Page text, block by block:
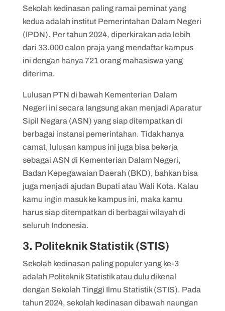
Sekolah kedinasan paling ramai peminat yang
kedua adalah institut Pemerintahan Dalam Negeri
(IPDN). Per tahun 2024, diperkirakan ada lebih
dari 33.000 calon praja yang mendaftar kampus
ini dengan hanya 721 orang mahasiswa yang
diterima.
Lulusan PTN di bawah Kementerian Dalam
Negeri ini secara langsung akan menjadi Aparatur
Sipil Negara (ASN) yang siap ditempatkan di
berbagai instansi pemerintahan. Tidak hanya
camat, lulusan kampus ini juga bisa bekerja
sebagai ASN di Kementerian Dalam Negeri,
Badan Kepegawaian Daerah (BKD), bahkan bisa
juga menjadi ajudan Bupati atau Wali Kota. Kalau
kamu ingin masuk ke kampus ini, maka kamu
harus siap ditempatkan di berbagai wilayah di
seluruh Indonesia.
3. Politeknik Statistik (STIS)
Sekolah kedinasan paling populer yang ke-3
adalah Politeknik Statistik atau dulu dikenal
dengan Sekolah Tinggi Ilmu Statistik (STIS). Pada
tahun 2024, sekolah kedinasan dibawah naungan